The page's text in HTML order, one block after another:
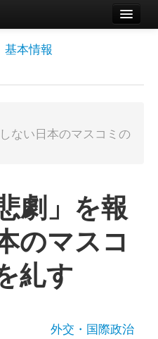
基本情報
ない日本のマスコミの
劇」を報
のマスコ
糺す
外交・国際政治